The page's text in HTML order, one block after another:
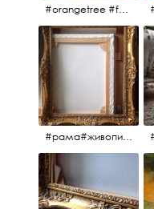
#orangetree #fertility #abundance #portrait #painting #живопись #портрет #картина #девушка #улыбка #aplgallery
#рама#живопись#антиквариат#спб#aplgallery